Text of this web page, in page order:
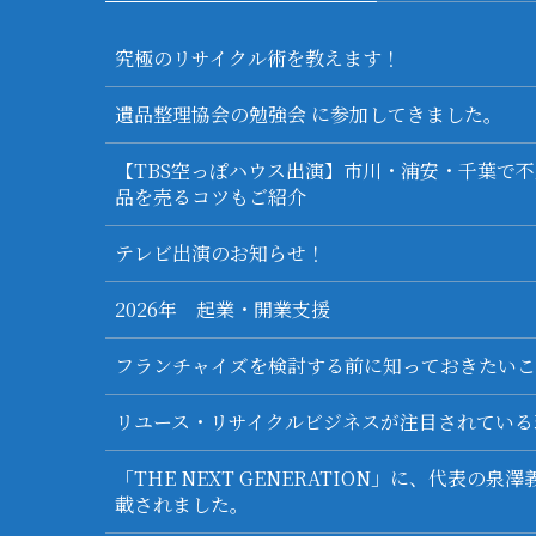
究極のリサイクル術を教えます！
遺品整理協会の勉強会 に参加してきました。
【TBS空っぽハウス出演】市川・浦安・千葉で
品を売るコツもご紹介
テレビ出演のお知らせ！
2026年 起業・開業支援
フランチャイズを検討する前に知っておきたい
リユース・リサイクルビジネスが注目されてい
「THE NEXT GENERATION」に、代表の泉澤
載されました。